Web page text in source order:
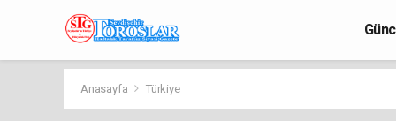
Anasayfa Türkiye